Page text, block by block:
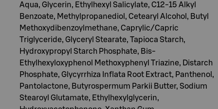
Aqua, Glycerin, Ethylhexyl Salicylate, C12-15 Alkyl
Benzoate, Methylpropanediol, Cetearyl Alcohol, Butyl
Methoxydibenzoylmethane, Caprylic/Capric
Triglyceride, Glyceryl Stearate, Tapioca Starch,
Hydroxypropyl Starch Phosphate, Bis-
Ethylhexyloxyphenol Methoxyphenyl Triazine, Distarch
Phosphate, Glycyrrhiza Inflata Root Extract, Panthenol,
Pantolactone, Butyrospermum Parkii Butter, Sodium
Stearoyl Glutamate, Ethylhexylglycerin,